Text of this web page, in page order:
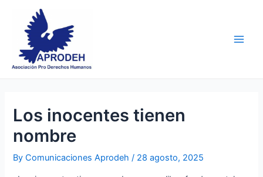
content
Los inocentes tienen
nombre
ByComunicaciones Aprodeh/ 28 agosto, 2025
navigation